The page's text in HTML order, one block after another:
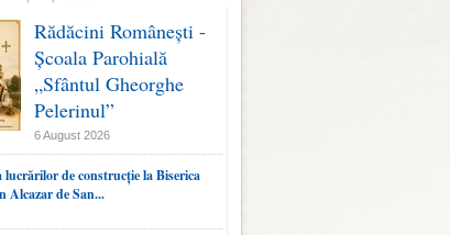
Rădăcini Românești -
Școala Parohială
„Sfântul Gheorghe
Pelerinul”
6 August 2026
de construcție la Biserica
Alcazar de San...